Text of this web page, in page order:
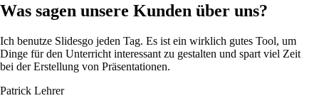
Was sagen unsere Kunden über uns?
Ich benutze Slidesgo jeden Tag. Es ist ein wirklich gutes Tool, um
Dinge für den Unterricht interessant zu gestalten und spart viel Zeit
bei der Erstellung von Präsentationen.
Patrick Lehrer